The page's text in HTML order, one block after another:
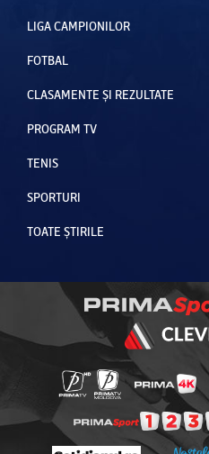
LIGA CAMPIONILOR
FOTBAL
CLASAMENTE ȘI REZULTATE
PROGRAM TV
TENIS
SPORTURI
TOATE ȘTIRILE